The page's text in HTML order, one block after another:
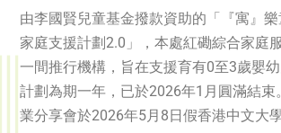
由李國賢兒童基金撥款資助的「『寓』
家庭支援計劃2.0」，本處紅磡綜合家庭
一間推行機構，旨在支援育有0至3歲嬰幼
計劃為期一年，已於2026年1月圓滿結束
業分享會於2026年5月8日假香港中文大